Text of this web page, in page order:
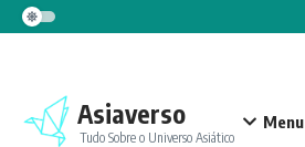
Ir para o conteúdo
Asiaverso
Tudo Sobre o Universo Asiático
Menu